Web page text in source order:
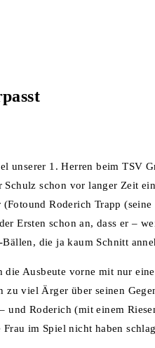
unserer 1. Herren beim TSV
schon vor langer Zeit
Roderich Trapp
Ersten schon an, dass er –
die ja kaum Schnitt
die Ausbeute vorne mit nur
zu viel Ärger über seinen
und Roderich (mit einem
im Spiel nicht haben